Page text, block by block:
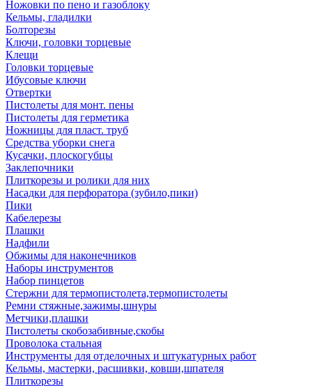
Ножовки по пено и газоблоку
Кельмы, гладилки
Болторезы
Ключи, головки торцевые
Клещи
Головки торцевые
Ибусовые ключи
Отвертки
Пистолеты для монт. пены
Пистолеты для герметика
Ножницы для пласт. труб
Средства уборки снега
Кусачки, плоскогубцы
Заклепочники
Плиткорезы и ролики для них
Насадки для перфоратора (зубило,пики)
Пики
Кабелерезы
Плашки
Надфили
Обжимы для наконечников
Наборы инструментов
Набор пинцетов
Стержни для термопистолета,термопистолеты
Ремни стяжные,зажимы,шнуры
Метчики,плашки
Пистолеты скобозабивные,скобы
Проволока стальная
Инструменты для отделочных и штукатурных работ
Кельмы, мастерки, расшивки, ковши,шпателя
Плиткорезы